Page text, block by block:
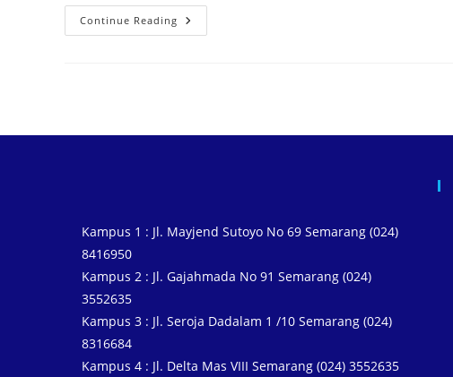
Continue Reading
Kampus 1 : Jl. Mayjend Sutoyo No 69 Semarang (024)
8416950
Kampus 2 : Jl. Gajahmada No 91 Semarang (024)
3552635
Kampus 3 : Jl. Seroja Dadalam 1 /10 Semarang (024)
8316684
Kampus 4 : Jl. Delta Mas VIII Semarang (024) 3552635